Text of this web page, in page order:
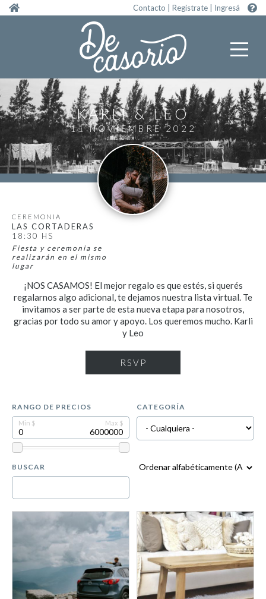
Pasar al contenido principal Contacto Registrate Ingresá
KARLI LEO
11 NOVIEMBRE 2022
CEREMONIA
LAS CORTADERAS
18:30 HS
Fiesta y ceremonia se
realizarán en el mismo
lugar
¡NOS CASAMOS! El mejor regalo es que estés, si querés
regalarnos algo adicional, te dejamos nuestra lista virtual. Te
invitamos a ser parte de esta nueva etapa para nosotros,
gracias por todo su amor y apoyo. Los queremos mucho. Karli
y Leo
RSVP
RANGO DE PRECIOS CATEGORÍA
BUSCAR